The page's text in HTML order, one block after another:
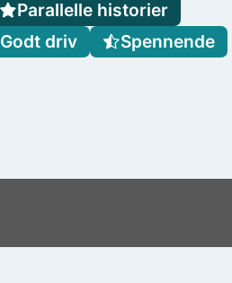
Parallelle historier
Godt driv Spennende